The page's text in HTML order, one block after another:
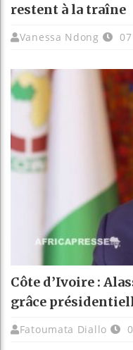
restent à la traîne
Vanessa Ndong
Côte d’Ivoire :
grâce
Fatoumata Diallo